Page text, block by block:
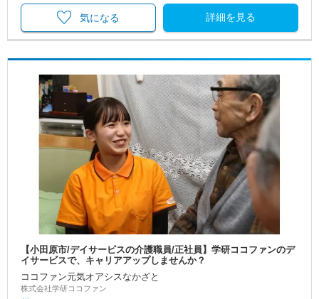
詳細を見る
気になる
【小田原市/デイサービスの介護職員/正社員】学研ココファンのデ
イサービスで、キャリアアップしませんか？
ココファン元気オアシスなかざと
株式会社学研ココファン